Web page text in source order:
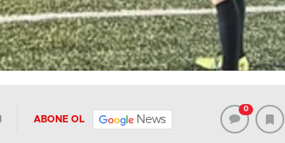
ABONE OL News
0